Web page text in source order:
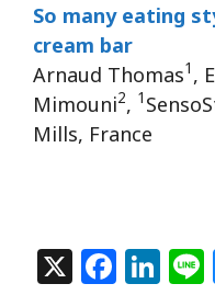
So many eating
cream bar
Arnaud Thomas1 ,
Mimouni2, 1
Mills, France
X F Li